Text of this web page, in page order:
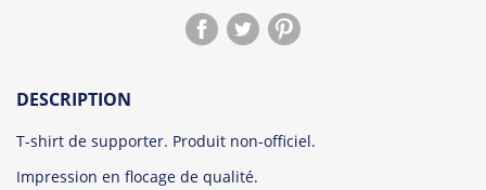
DESCRIPTION
T-shirt de supporter. Produit non-officiel.
Impression en flocage de qualité.